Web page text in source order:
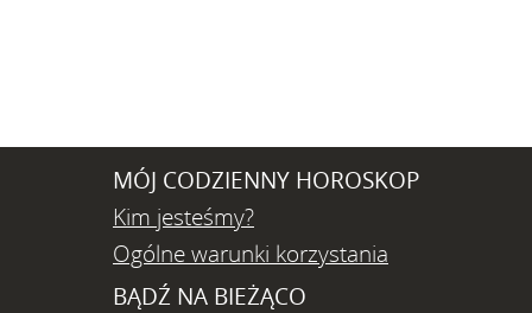
MÓJ CODZIENNY HOROSKOP
Kim jesteśmy?
Ogólne warunki korzystania
BĄDŹ NA BIEŻĄCO